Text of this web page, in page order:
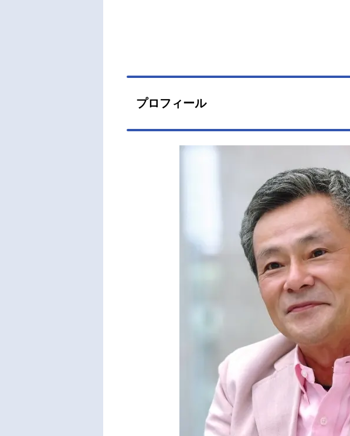
プロフィール